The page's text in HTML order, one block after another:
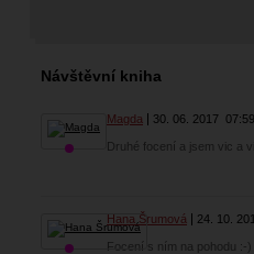
Návštěvní kniha
Magda 30. 06. 2017 07:59
Druhé focení a jsem vic a
Hana Šrumová 24. 10.
Focení s ním na pohodu :-)